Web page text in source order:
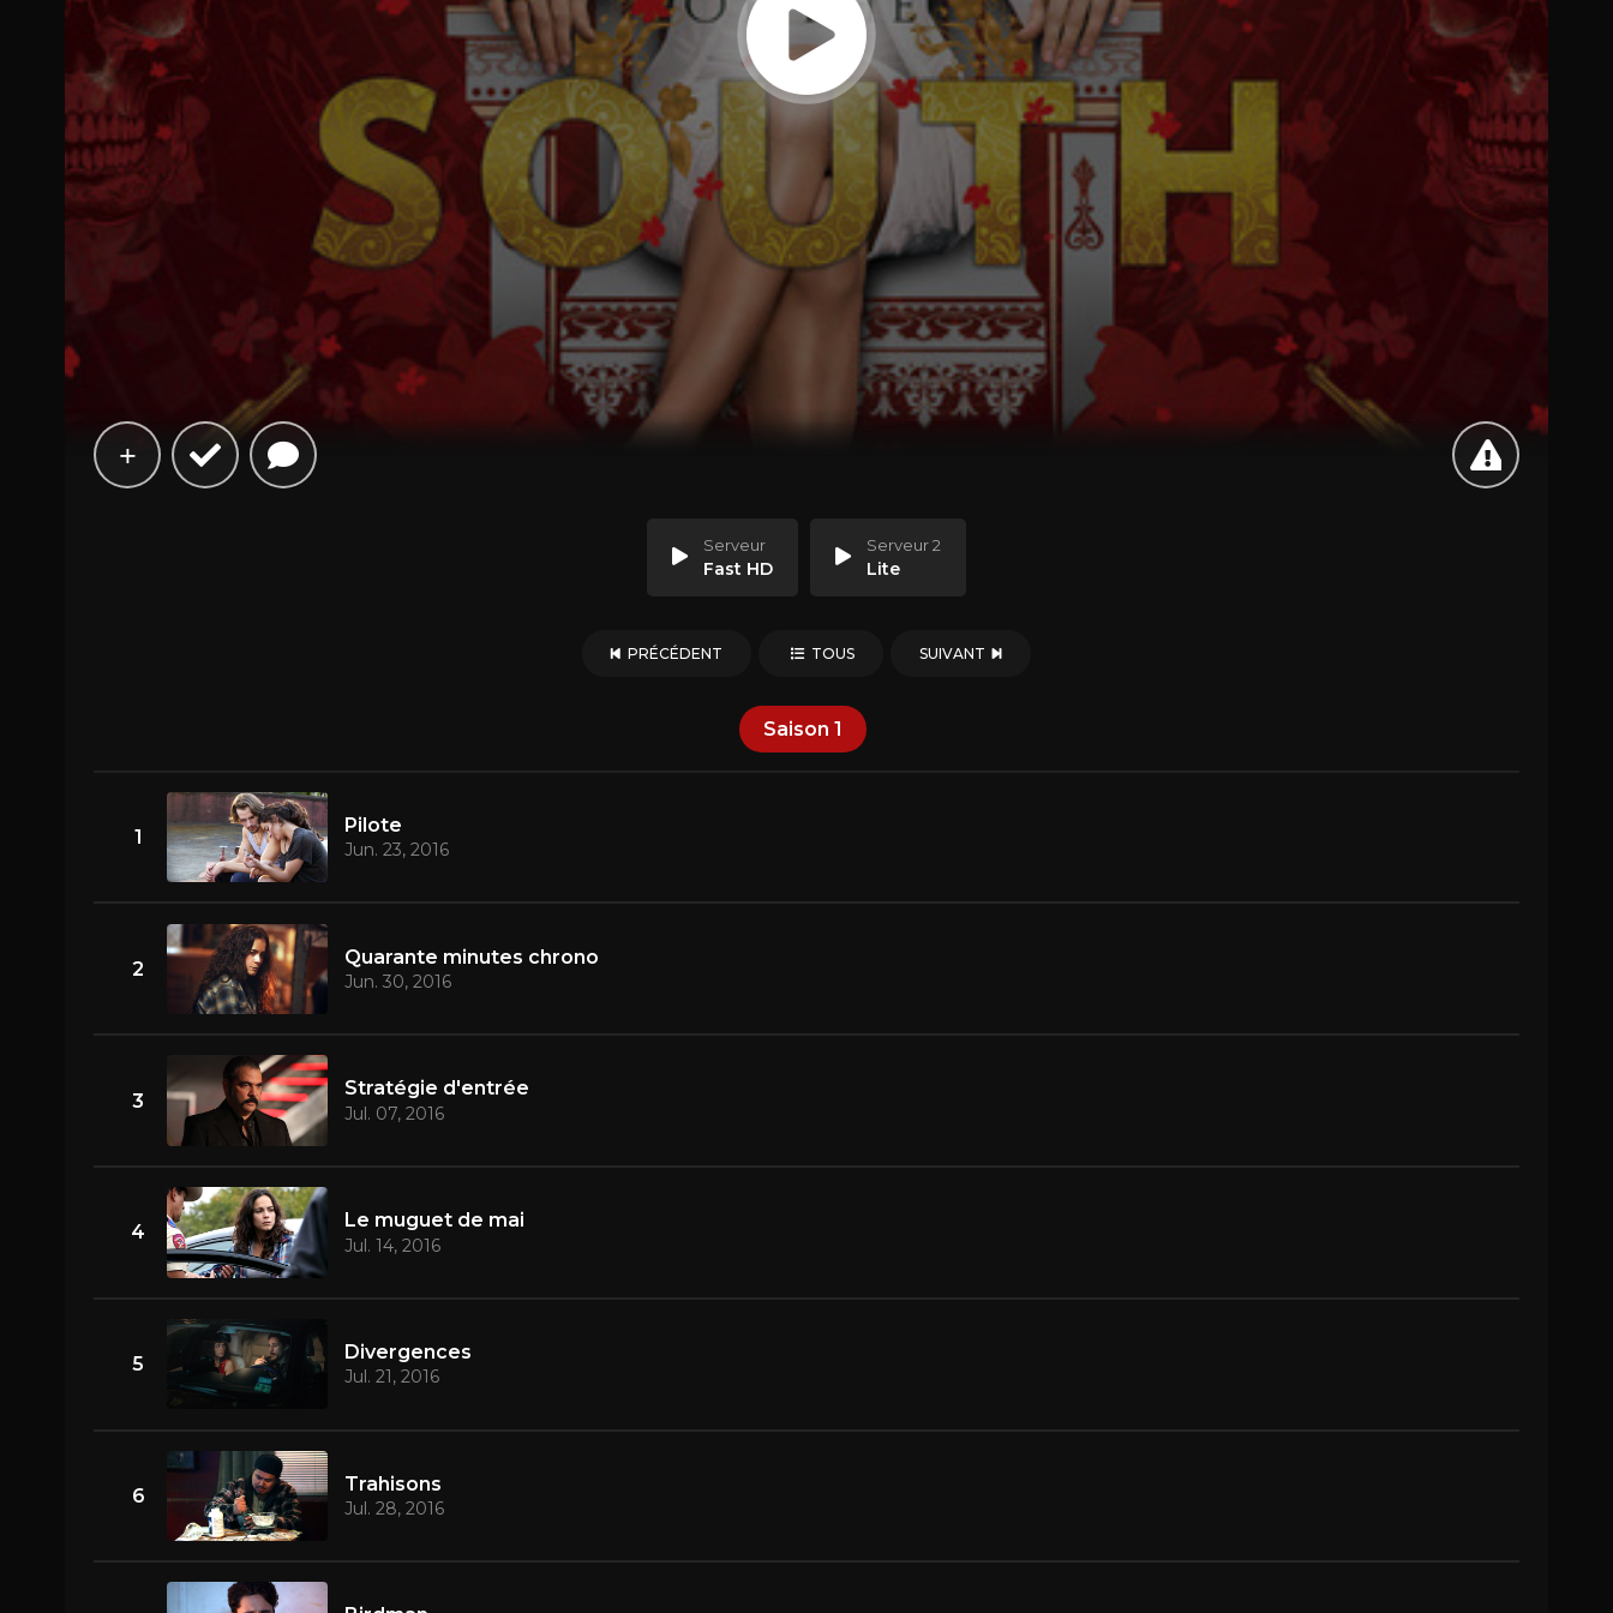
Serveur
Fast HD
Serveur 2
Lite
PRÉCÉDENT TOUS SUIVANT
Saison 1
1
Pilote
Jun. 23, 2016
2
Quarante minutes chrono
Jun. 30, 2016
3
Stratégie d'entrée
Jul. 07, 2016
4
Le muguet de mai
Jul. 14, 2016
5
Divergences
Jul. 21, 2016
6
Trahisons
Jul. 28, 2016